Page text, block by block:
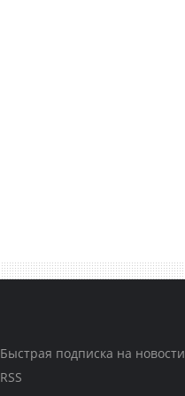
Быстрая подписка на новости
RSS